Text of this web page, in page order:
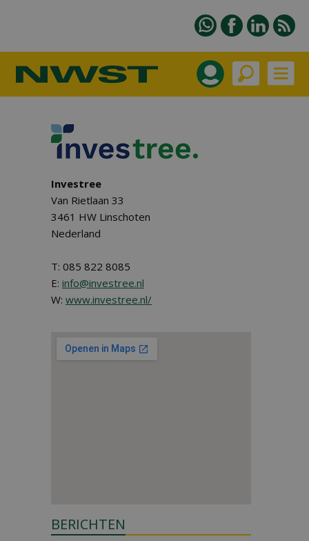
Investree
Van Rietlaan 33
3461 HW Linschoten
Nederland
T: 085 822 8085
E: info@investree.nl
W: www.investree.nl/
BERICHTEN